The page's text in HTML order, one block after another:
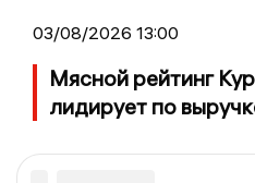
03/08/2026 13:00
Мясной рейтинг
лидирует по